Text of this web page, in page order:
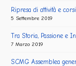
Ripresa di attività e corsi
5 Settembre 2019
Tra Storia, Passione e
7 Marzo 2019
SCMG Assemblea